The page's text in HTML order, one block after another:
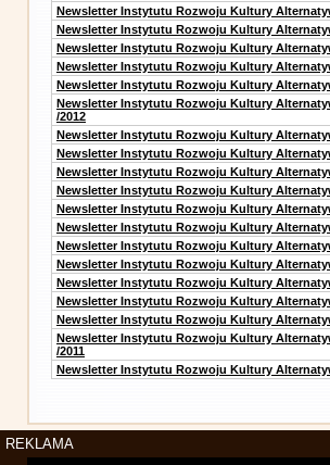
Newsletter Instytutu Rozwoju Kultury
Newsletter Instytutu Rozwoju Kultury
Newsletter Instytutu Rozwoju Kultury
Newsletter Instytutu Rozwoju Kultury
Newsletter Instytutu Rozwoju Kultury
Newsletter Instytutu Rozwoju Kultury
/2012
Newsletter Instytutu Rozwoju Kultury
Newsletter Instytutu Rozwoju Kultury
Newsletter Instytutu Rozwoju Kultury
Newsletter Instytutu Rozwoju Kultury
Newsletter Instytutu Rozwoju Kultury
Newsletter Instytutu Rozwoju Kultury
Newsletter Instytutu Rozwoju Kultury
Newsletter Instytutu Rozwoju Kultury
Newsletter Instytutu Rozwoju Kultury
Newsletter Instytutu Rozwoju Kultury
Newsletter Instytutu Rozwoju Kultury
Newsletter Instytutu Rozwoju Kultury
/2011
Newsletter Instytutu Rozwoju Kultury
REKLAMA